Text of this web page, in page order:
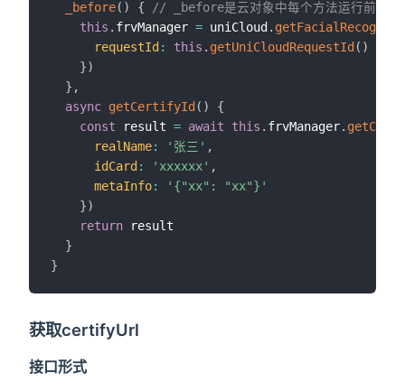
_before( ) {
// _before是云对象中每个方法运行前都会
this . frvManager = uniCloud.
requestId: this . getUniCloudRequestId( )
})
} ,
async getCertifyId( )
{
const result = await this . frvManager.
realName: '张三' ,
idCard: 'xxxxxx' ,
metaInfo:
'{"xx": "xx"}'
})
return result
}
}
获取certifyUrl
接口形式